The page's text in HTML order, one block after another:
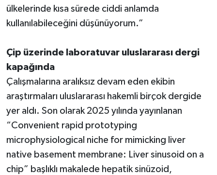
ülkelerinde kısa sürede ciddi anlamda
kullanılabileceğini düşünüyorum.”
Çip üzerinde laboratuvar uluslararası dergi
kapağında
Çalışmalarına aralıksız devam eden ekibin
araştırmaları uluslararası hakemli birçok dergide
yer aldı. Son olarak 2025 yılında yayınlanan
“Convenient rapid prototyping
microphysiological niche for mimicking liver
native basement membrane: Liver sinusoid on a
chip” başlıklı makalede hepatik sinüzoid,